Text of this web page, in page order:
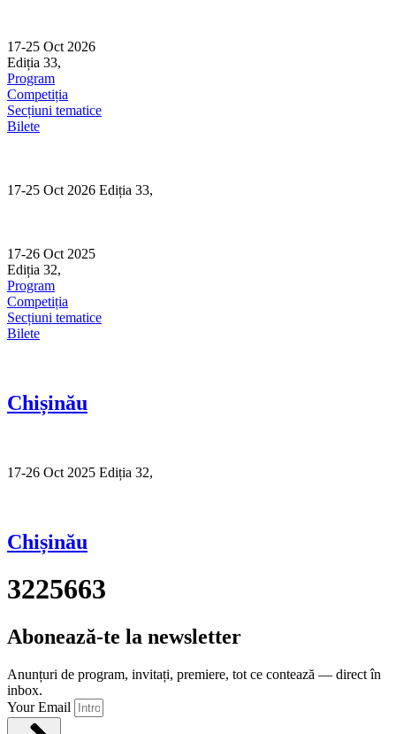
content
17-25 Oct 2026
Ediția 33,
Program
Competiția
Secțiuni tematice
Bilete
17-25 Oct 2026 Ediția 33,
17-26 Oct 2025
Ediția 32,
Program
Competiția
Secțiuni tematice
Bilete
Chișinău
17-26 Oct 2025 Ediția 32,
Chișinău
3225663
Abonează-te la newsletter
Anunțuri de program, invitați, premiere, tot ce contează — direct în
inbox.
Your Email